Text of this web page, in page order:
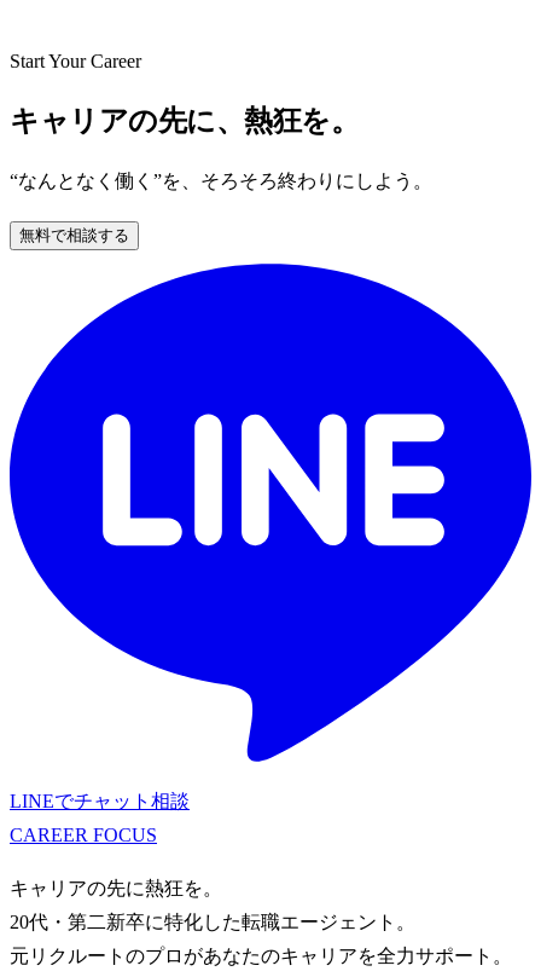
Start Your Career
キャリアの先に、熱狂を。
“なんとなく働く”を、そろそろ終わりにしよう。
無料で相談する
LINEでチャット相談
CAREER FOCUS
キャリアの先に熱狂を。
20代・第二新卒に特化した転職エージェント。
元リクルートのプロがあなたのキャリアを全力サポート。